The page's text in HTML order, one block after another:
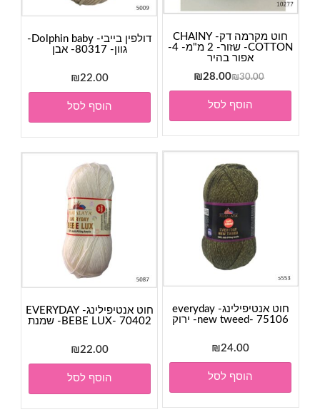
חוט מקרמה דק- CHAINY
COTTON- שזור- 2 מ"מ- 4-
אפור בהיר
₪30.00
המחיר
המקורי
היה:
₪30.00.
₪28.00
המחיר
הנוכחי
₪28.00.
הוסף לסל
דולפין בייבי- Dolphin baby-
גוון- 80317- אבן
₪22.00
הוסף לסל
חוט אנטיפילינג- everyday
new tweed- 75106- ירוק
₪24.00
הוסף לסל
חוט אנטיפילינג- EVERYDAY
BEBE LUX- 70402- שמנת
₪22.00
הוסף לסל